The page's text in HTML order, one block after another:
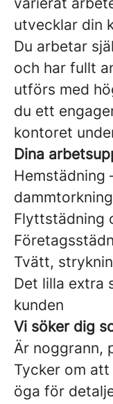
utvecklar din
Du arbetar
och har fullt
utförs med
du ett
kontoret
Dina
Hemstädning
Flyttstädning
Tvätt,
Det lilla extra
kunden
Vi söker dig
Är noggrann,
Tycker om
öga för